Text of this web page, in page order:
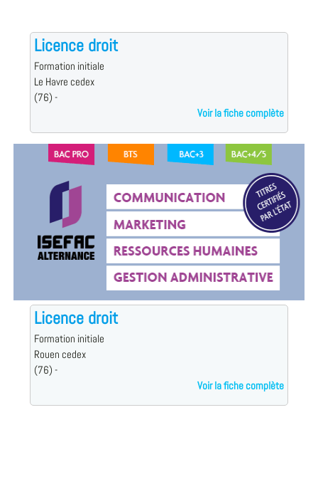
Licence droit
Formation initiale
Le Havre cedex
(76) -
Voir la fiche complète
Licence droit
Formation initiale
Rouen cedex
(76) -
Voir la fiche complète